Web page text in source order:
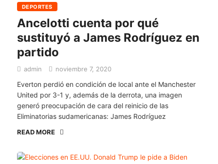
DEPORTES
Ancelotti cuenta por qué
sustituyó a James Rodríguez en
partido
admin noviembre 7, 2020
Everton perdió en condición de local ante el Manchester
United por 3-1 y, además de la derrota, una imagen
generó preocupación de cara del reinicio de las
Eliminatorias sudamericanas: James Rodríguez
READ MORE